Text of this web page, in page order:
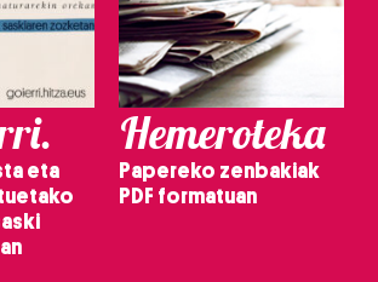
eta
Hemeroteka
Papereko zenbakiak
PDF formatuan